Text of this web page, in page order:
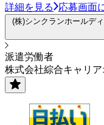
詳細を見る 応募画面
(株)シンクランホールデ
派遣労働者
株式会社綜合キャリ